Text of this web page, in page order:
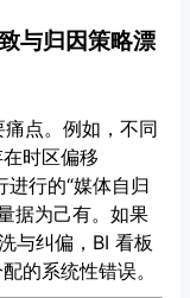
与归因策略漂
点。例如，不同
时区偏移
行的“媒体自归
据为己有。如果
与纠偏，BI 看板
的系统性错误。